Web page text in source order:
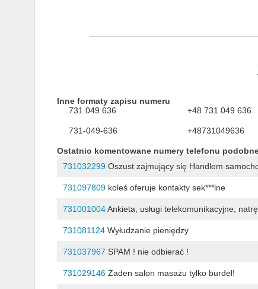
Inne formaty zapisu numeru
731 049 636
+48 731 049 636
731-049-636 +48731049636
Ostatnio komentowane numery telefonu
731032299Oszust zajmujący się Handlem
731097809koleś oferuje kontakty sek***lne
731001004Ankieta, usługi telekomunikacyjne,
731081124Wyłudzanie pieniędzy
731037967 SPAM ! nie odbierać !
731029146Żaden salon masażu tylko burdel!